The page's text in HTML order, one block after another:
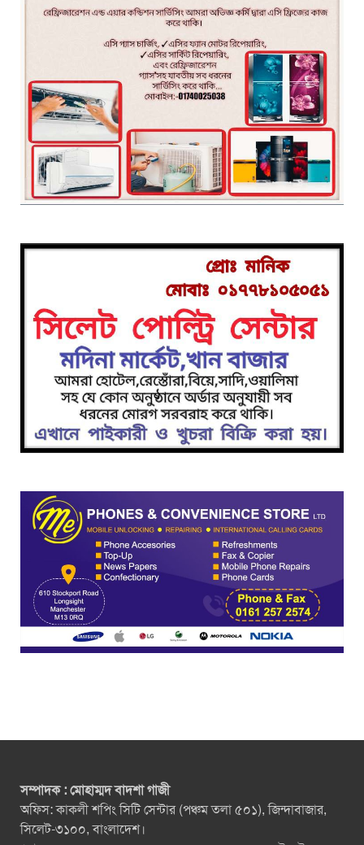
সম্পাদক : মোহাম্মদ বাদশা গাজী
অফিস: কাকলী শপিং সিটি সেন্টার (পঞ্চম তলা ৫০১), জিন্দাবাজার,
সিলেট-৩১০০, বাংলাদেশ।